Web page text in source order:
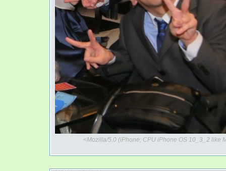
<Mozilla/5.0 (iPhone; CPU iPhone OS 10_3_2 like